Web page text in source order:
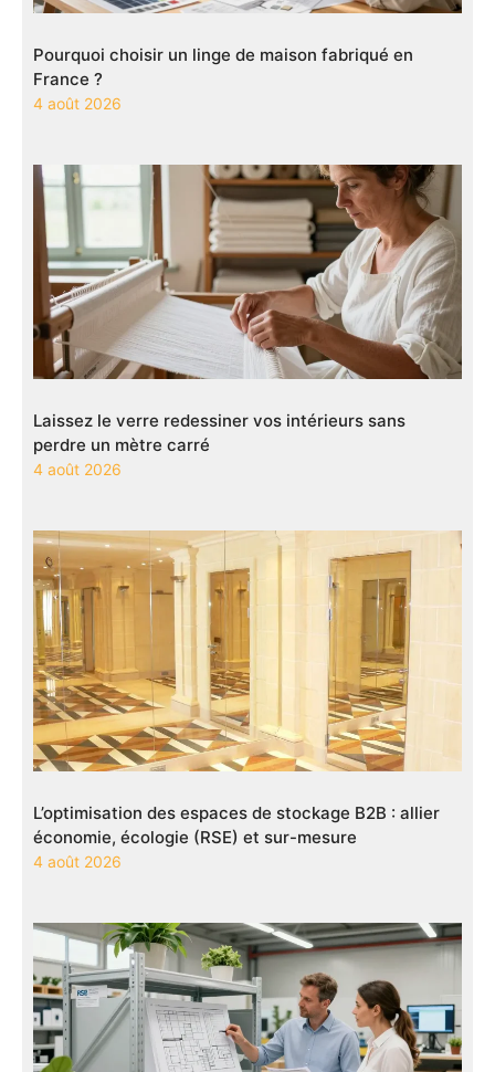
Pourquoi choisir un linge de maison fabriqué en
France ?
4 août 2026
Laissez le verre redessiner vos intérieurs sans
perdre un mètre carré
4 août 2026
L’optimisation des espaces de stockage B2B : allier
économie, écologie (RSE) et sur-mesure
4 août 2026